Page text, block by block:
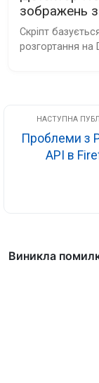
зображень
контентом
Скріпт
розгортання на
Проблеми з
API в